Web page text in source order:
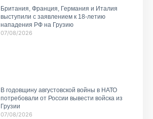
Британия, Франция, Германия и Италия
выступили с заявлением к 18-летию
нападения РФ на Грузию
07/08/2026
В годовщину августовской войны в НАТО
потребовали от России вывести войска из
Грузии
07/08/2026